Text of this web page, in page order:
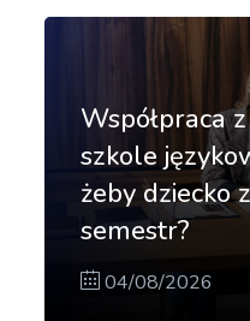
Współpraca
szkole
żeby dziecko
semestr?
04/08/2026